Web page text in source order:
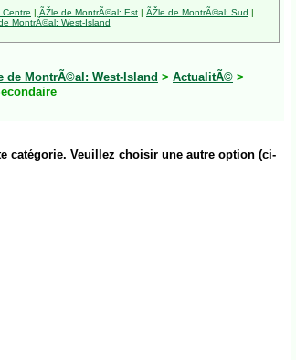
| ÃŽle de MontrÃ©al: Est | ÃŽle de MontrÃ©al: Sud |
MontrÃ©al: West-Island
de MontrÃ©al: West-Island > ActualitÃ© >
catégorie. Veuillez choisir une autre option (ci-